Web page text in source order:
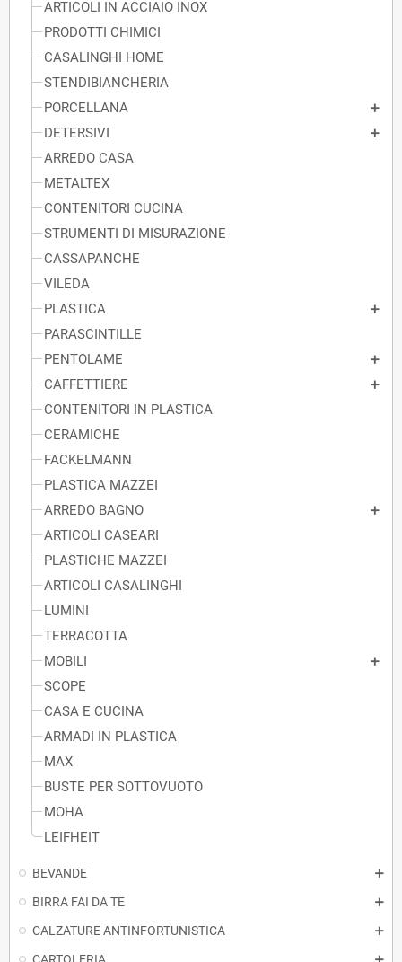
ARTICOLI IN ACCIAIO INOX
PRODOTTI CHIMICI
CASALINGHI HOME
STENDIBIANCHERIA
PORCELLANA
DETERSIVI
ARREDO CASA
METALTEX
CONTENITORI CUCINA
STRUMENTI DI MISURAZIONE
CASSAPANCHE
VILEDA
PLASTICA
PARASCINTILLE
PENTOLAME
CAFFETTIERE
CONTENITORI IN PLASTICA
CERAMICHE
FACKELMANN
PLASTICA MAZZEI
ARREDO BAGNO
ARTICOLI CASEARI
PLASTICHE MAZZEI
ARTICOLI CASALINGHI
LUMINI
TERRACOTTA
MOBILI
SCOPE
CASA E CUCINA
ARMADI IN PLASTICA
MAX
BUSTE PER SOTTOVUOTO
MOHA
LEIFHEIT
BEVANDE
BIRRA FAI DA TE
CALZATURE ANTINFORTUNISTICA